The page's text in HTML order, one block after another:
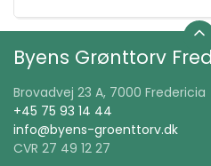
Byens Grønttorv
Brovadvej 23 A, 7000 Fredericia
+45 75 93 14 44
info@byens-groenttorv.dk
CVR 27 49 12 27